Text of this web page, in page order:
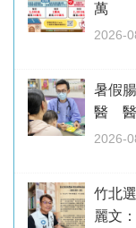
萬
2026-
暑假
醫 醫
2026-
竹北
麗文